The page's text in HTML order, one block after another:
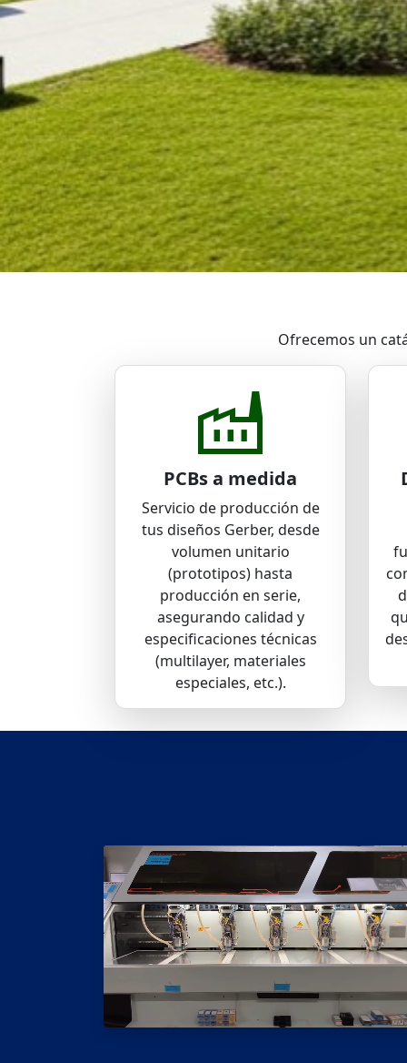
Ofrecemos un
factory
PCBs a medida
Servicio de producción de
tus diseños Gerber, desde
volumen unitario
(prototipos) hasta
producción en serie,
asegurando calidad y
especificaciones técnicas
(multilayer, materiales
especiales, etc.).